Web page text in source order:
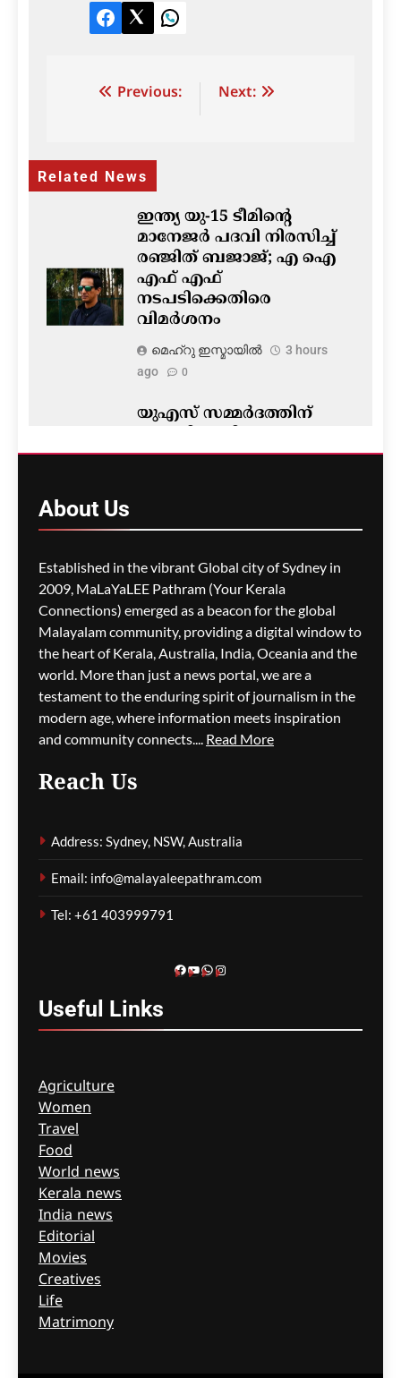
Facebook
TwitterLinkedIn
Post Previous: Next:
Related News
ഇന്ത്യ യു-15 ടീമിന്റെ
മാനേജർ പദവി നിരസിച്ച്
രഞ്ജിത് ബജാജ്; എ ഐ
എഫ് എഫ്
നടപടിക്കെതിരെ
വിമർശനം
മെഹ്റു ഇസ്മായില്‍
3 hours
ago
0
യുഎസ് സമ്മർദത്തിന്
മാറ്റരുതെന്ന് GTRI; ഇടപാട്
ago
0
മെസ്സിയെ ലക്ഷ്യമിട്ട്
ബോംബ് ആക്രമണ
ഭീഷണി; ലോകകപ്പിനിടെ
സുരക്ഷാഭീഷണികൾ
വെളിപ്പെടുത്തി ചോർന്ന
പൊലീസ് റിപ്പോർട്ട്
മെഹ്റു ഇസ്മായില്‍
കോടതിയിലും ബഹളം,
ജാമ്യരേഖകൾ
കീറിയെറിഞ്ഞ് പ്രതി
മെഹ്റു ഇസ്മായില്‍
About Us
Established in the vibrant Global city of Sydney in
2009, MaLaYaLEE Pathram (Your Kerala
Connections) emerged as a beacon for the global
Malayalam community, providing a digital window to
the heart of Kerala, Australia, India, Oceania and the
world. More than just a news portal, we are a
testament to the enduring spirit of journalism in the
modern age, where information meets inspiration
and community connects.... Read More
Reach Us
Address: Sydney, NSW, Australia
Email: info@malayaleepathram.com
Tel: +61 403999791
Facebook
YouTube
WhatsApp
Instagram
Useful Links
Agriculture
Women
Travel
Food
World news
Kerala news
India news
Editorial
Movies
Creatives
Life
Matrimony